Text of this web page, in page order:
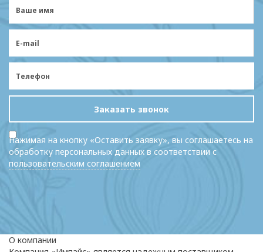
Заказать звонок
Нажимая на кнопку «Оставить заявку», вы соглашаетесь на
обработку персональных данных в соответствии с
пользовательским соглашением
О компании